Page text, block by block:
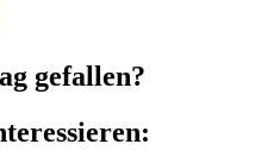
gefallen?